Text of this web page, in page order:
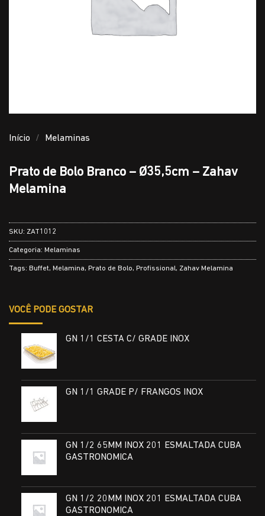
Início / Melaminas
Prato de Bolo Branco – Ø35,5cm – Zahav
Melamina
SKU: ZAT1012
Categoria: Melaminas
Tags: Buffet, Melamina, Prato de Bolo, Profissional, Zahav Melamina
VOCÊ PODE GOSTAR
GN 1/1 CESTA C/ GRADE INOX
GN 1/1 GRADE P/ FRANGOS INOX
GN 1/2 65MM INOX 201 ESMALTADA CUBA
GASTRONOMICA
GN 1/2 20MM INOX 201 ESMALTADA CUBA
GASTRONOMICA